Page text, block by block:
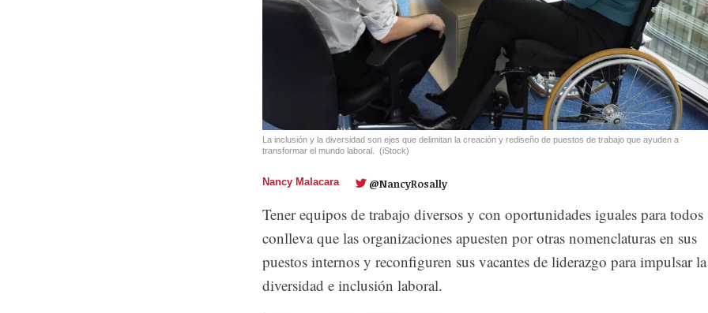
La inclusión y la diversidad son ejes que delimitan la creación y rediseño de puestos de trabajo que ayuden a
transformar el mundo laboral.
(iStock)
Nancy Malacara @NancyRosally
Tener equipos de trabajo diversos y con oportunidades iguales para todos
conlleva que las organizaciones apuesten por otras nomenclaturas en sus
puestos internos y reconfiguren sus vacantes de liderazgo para impulsar la
diversidad e inclusión laboral.